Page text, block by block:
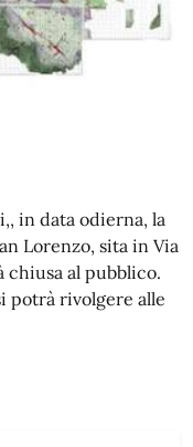
in data odierna, la
Lorenzo, sita in Via
chiusa al pubblico.
potrà rivolgere alle